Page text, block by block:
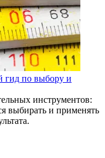
гид по выбору и
инструментов:
выбирать и применять